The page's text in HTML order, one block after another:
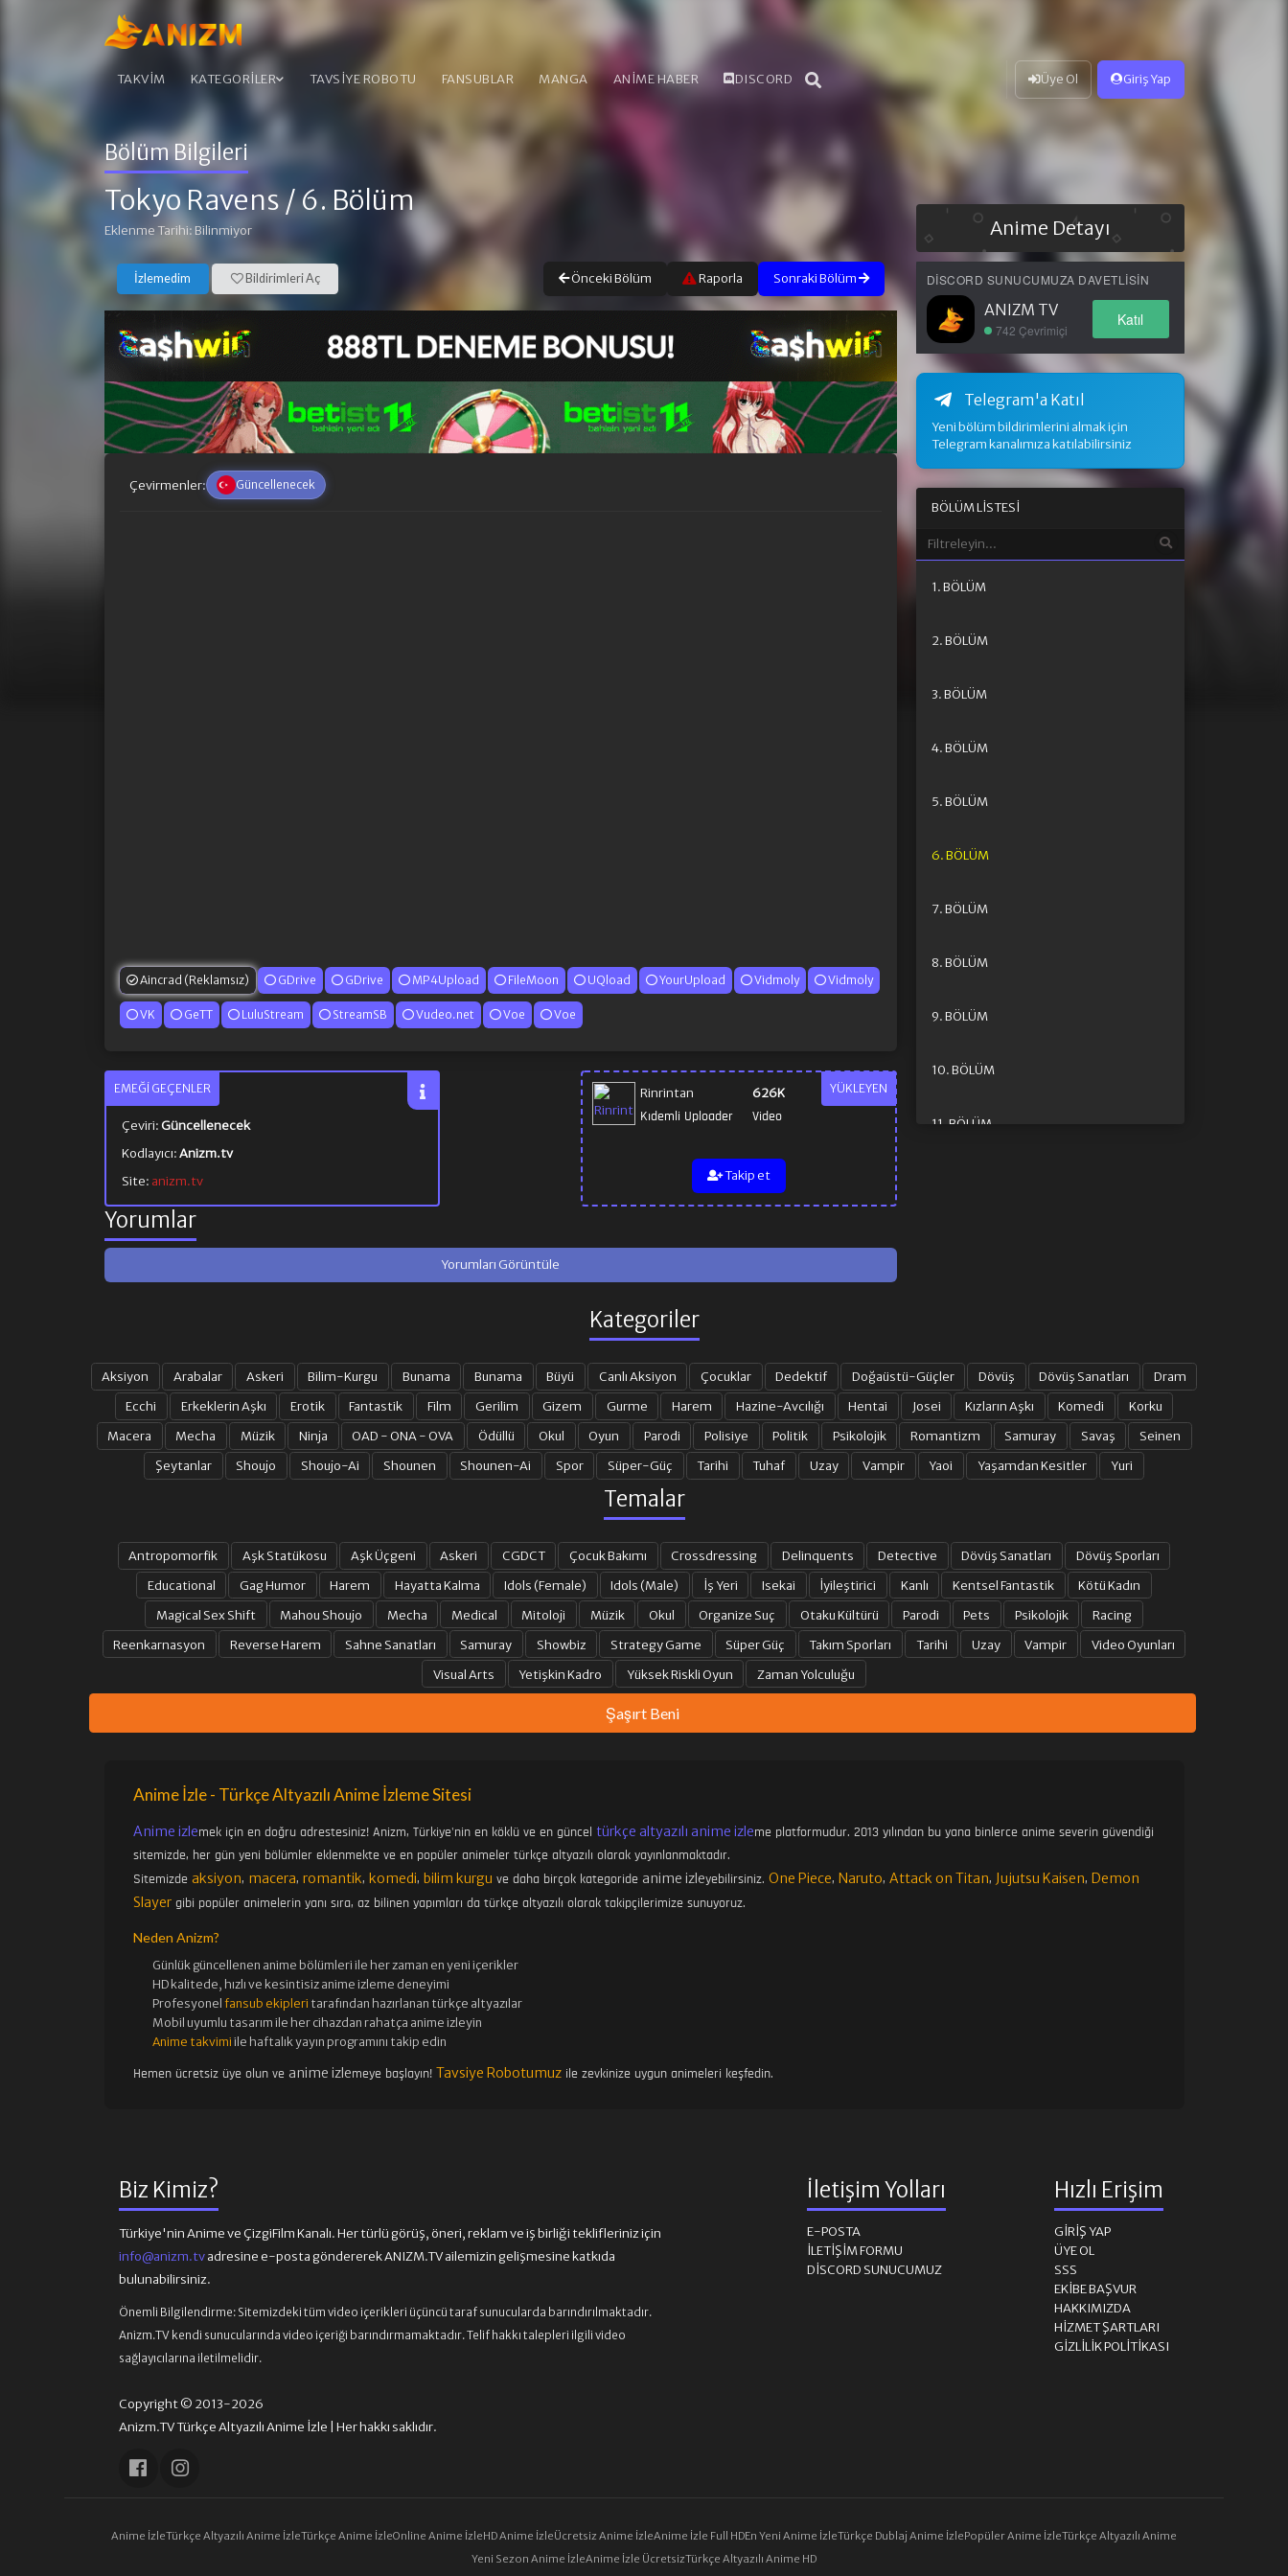
TAKVİM KATEGORİLER TAVSİYE ROBOTU FANSUBLAR MANGA ANİME HABER DISCORD Üye Ol Giriş Yap
Bölüm Bilgileri
Tokyo Ravens/ 6. Bölüm
Eklenme Tarihi: Bilinmiyor
İzlemedim Bildirimleri Aç Önceki Bölüm Raporla Sonraki Bölüm
Çevirmenler: Güncellenecek
Aincrad (Reklamsız) GDrive GDrive MP4Upload FileMoon UQload YourUpload Vidmoly Vidmoly
VK GeTT LuluStream StreamSB Vudeo.net Voe Voe
YÜKLEYEN
Rinrintan
Kıdemli Uploader
626K
Video
Takip et
EMEĞI GEÇENLER
Çeviri: Güncellenecek
Kodlayıcı:Anizm.tv
Site: anizm.tv
Yorumlar
Yorumları Görüntüle
DISCORD SUNUCUMUZA DAVETLISIN
ANIZM TV
742 Çevrimiçi
Katıl
Telegram'a Katıl
Yeni bölüm bildirimlerini almak için
Telegram kanalımıza katılabilirsiniz
Anime Detayı
BÖLÜM LISTESI
1. BÖLÜM
2. BÖLÜM
3. BÖLÜM
4. BÖLÜM
5. BÖLÜM
6. BÖLÜM
7. BÖLÜM
8. BÖLÜM
9. BÖLÜM
10. BÖLÜM
11. BÖLÜM
16. BÖLÜM
17. BÖLÜM
19. BÖLÜM
20. BÖLÜM
21. BÖLÜM
Kategoriler
Aksiyon Arabalar Askeri Bilim-Kurgu Bunama Bunama Büyü Canlı Aksiyon Çocuklar Dedektif Doğaüstü-Güçler Dövüş Dövüş Sanatları
Dram
Ecchi
Erkeklerin Aşkı Erotik Fantastik Film Gerilim Gizem Gurme Harem Hazine-Avcılığı Hentai Josei Kızların Aşkı Komedi
Korku
Macera
Mecha Müzik Ninja OAD - ONA - OVA Ödüllü Okul Oyun Parodi Polisiye Politik Psikolojik Romantizm Samuray Savaş
Seinen
Şeytanlar
Shoujo Shoujo-Ai Shounen Shounen-Ai Spor Süper-Güç Tarihi Tuhaf Uzay Vampir Yaoi Yaşamdan Kesitler Yuri
Temalar
Antropomorfik Aşk Statükosu Aşk Üçgeni Askeri CGDCT Çocuk Bakımı Crossdressing Delinquents Detective Dövüş Sanatları
Dövüş Sporları
Educational
Gag Humor Harem Hayatta Kalma Idols (Female) Idols (Male) İş Yeri Isekai İyileştirici Kanlı Kentsel Fantastik
Kötü Kadın
Magical Sex Shift
Mahou Shoujo Mecha Medical Mitoloji Müzik Okul Organize Suç Otaku Kültürü Parodi Pets Psikolojik
Racing
Reenkarnasyon
Reverse Harem Sahne Sanatları Samuray Showbiz Strategy Game Süper Güç Takım Sporları Tarihi Uzay Vampir
Video Oyunları
Visual Arts
Yetişkin Kadro Yüksek Riskli Oyun Zaman Yolculuğu
Şaşırt Beni
Anime İzle - Türkçe Altyazılı Anime İzleme Sitesi
Anime izlemek için en doğru adrestesiniz! Anizm, Türkiye'nin en köklü ve en güncel türkçe altyazılı anime izleme platformudur. 2013 yılından bu yana binlerce anime severin güvendiği
sitemizde, her gün yeni bölümler eklenmekte ve en popüler animeler türkçe altyazılı olarak yayınlanmaktadır.
Sitemizde aksiyon, macera, romantik, komedi, bilim kurgu ve daha birçok kategoride anime izleyebilirsiniz. One Piece, Naruto, Attack on Titan, Jujutsu Kaisen, Demon
Slayergibi popüler animelerin yanı sıra, az bilinen yapımları da türkçe altyazılı olarak takipçilerimize sunuyoruz.
Neden Anizm?
Günlük güncellenen anime bölümleri ile her zaman en yeni içerikler
HD kalitede, hızlı ve kesintisiz anime izleme deneyimi
Profesyonel fansub ekipleri tarafından hazırlanan türkçe altyazılar
Mobil uyumlu tasarım ile her cihazdan rahatça anime izleyin
Anime takvimi ile haftalık yayın programını takip edin
Hemen ücretsiz üye olun ve anime izlemeye başlayın! Tavsiye Robotumuzile zevkinize uygun animeleri keşfedin.
Biz Kimiz?
Türkiye'nin Anime ve ÇizgiFilm Kanalı. Her türlü görüş, öneri, reklam ve iş birliği teklifleriniz için
info@anizm.tvadresine e-posta göndererek ANIZM.TV ailemizin gelişmesine katkıda
bulunabilirsiniz.
Önemli Bilgilendirme:Sitemizdeki tüm video içerikleri üçüncü taraf sunucularda barındırılmaktadır.
Anizm.TV kendi sunucularında video içeriği barındırmamaktadır. Telif hakkı talepleri ilgili video
sağlayıcılarına iletilmelidir.
Copyright © 2013-2026
Anizm.TV Türkçe Altyazılı Anime İzle | Her hakkı saklıdır.
İletişim Yolları
E-POSTA
İLETIŞIM FORMU
DISCORD SUNUCUMUZ
Hızlı Erişim
GIRIŞ YAP
ÜYE OL
SSS
EKIBE BAŞVUR
HAKKIMIZDA
HIZMET ŞARTLARI
GIZLILIK POLITIKASI
Anime İzleTürkçe Altyazılı Anime İzleTürkçe Anime İzleOnline Anime İzleHD Anime İzleÜcretsiz Anime İzleAnime İzle Full HDEn Yeni Anime İzleTürkçe Dublaj Anime İzlePopüler Anime İzleTürkçe Altyazılı Anime
Yeni Sezon Anime İzleAnime İzle ÜcretsizTürkçe Altyazılı Anime HD